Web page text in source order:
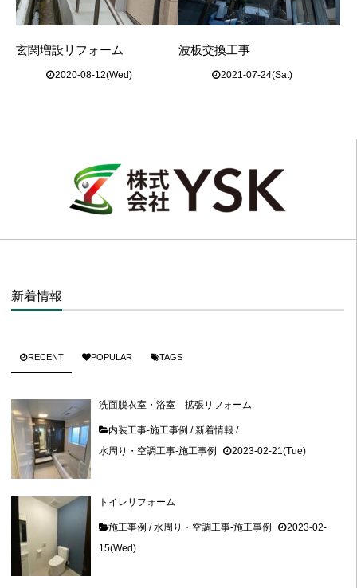
玄関増設リフォーム
2020-08-12(Wed)
波板交換工事
2021-07-24(Sat)
新着情報
RECENT POPULAR TAGS
洗面脱衣室・浴室 拡張リフォーム
内装工事-施工事例 /新着情報 /
水周り・空調工事-施工事例
2023-02-21(Tue)
トイレリフォーム
施工事例 /水周り・空調工事-施工事例
2023-02-
15(Wed)